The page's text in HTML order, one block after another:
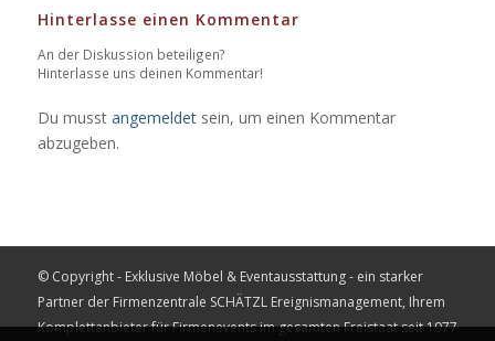
Hinterlasse einen Kommentar
An der Diskussion beteiligen?
Hinterlasse uns deinen Kommentar!
Du musst angemeldetsein, um einen Kommentar
abzugeben.
© Copyright - Exklusive Möbel & Eventausstattung - ein starker
Partner der Firmenzentrale SCHÄTZL Ereignismanagement, Ihrem
Komplettanbieter für Firmenevents im gesamten Freistaat seit 1977